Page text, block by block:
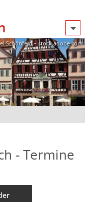
Schönfeld – stock.adobe.com
- Termine